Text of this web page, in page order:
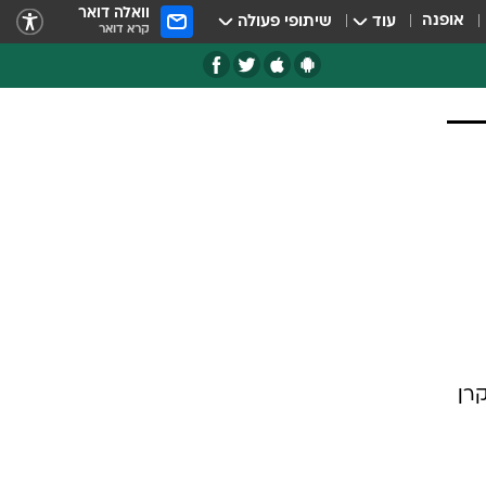
אופנה עוד שיתופי פעולה וואלה דואר
קרא דואר